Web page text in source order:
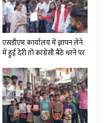
एसडीएम कार्यालय में ज्ञापन लेने
में हुई देरी तो कांग्रेसी बैठे धरने पर